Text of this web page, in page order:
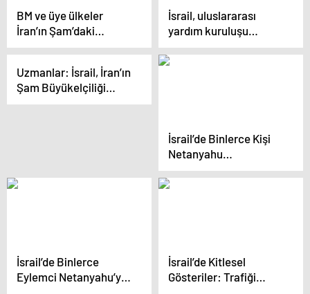
BM ve üye ülkeler
İran’ın Şam’daki
konsolosluk binasına
kınadı
İsrail, uluslararası
yardım kuruluşu
çalışanlarını öldürdü
Uzmanlar: İsrail, İran’ın
Şam Büyükelçiliği
saldırısıyla ABD-İran
İsrail’de Binlerce Kişi
Netanyahu
Hükümetinin İstifasını
Talep Ediyor
İsrail’de Binlerce
Eylemci Netanyahu’yu
İsrail’de Kitlesel
Gösteriler: Trafiği